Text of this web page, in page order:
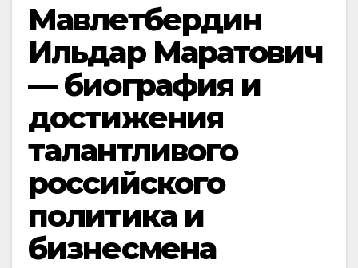
Мавлетбердин
Ильдар Маратович
— биография и
достижения
талантливого
российского
политика и
бизнесмена